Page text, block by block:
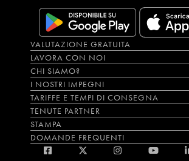
VALUTAZIONE GRATUITA
LAVORA CON NOI
CHI SIAMO?
I NOSTRI IMPEGNI
TARIFFE E TEMPI DI CONSEGNA
TENUTE PARTNER
STAMPA
DOMANDE FREQUENTI